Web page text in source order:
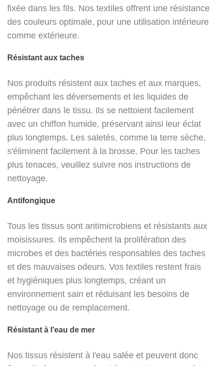
fixée dans les fils. Nos textiles offrent une résistance
des couleurs optimale, pour une utilisation intérieure
comme extérieure.
Résistant aux taches
Nos produits résistent aux taches et aux marques,
empêchant les déversements et les liquides de
pénétrer dans le tissu. Ils se nettoient facilement
avec un chiffon humide, préservant ainsi leur éclat
plus longtemps. Les saletés, comme la terre sèche,
s'éliminent facilement à la brosse. Pour les taches
plus tenaces, veuillez suivre nos instructions de
nettoyage.
Antifongique
Tous les tissus sont antimicrobiens et résistants aux
moisissures. Ils empêchent la prolifération des
microbes et des bactéries responsables des taches
et des mauvaises odeurs. Vos textiles restent frais
et hygiéniques plus longtemps, créant un
environnement sain et réduisant les besoins de
nettoyage ou de remplacement.
Résistant à l'eau de mer
Nos tissus résistent à l'eau salée et peuvent donc